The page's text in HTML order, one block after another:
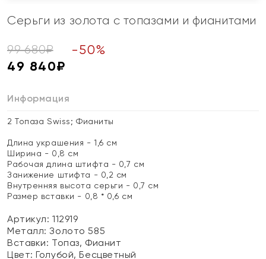
Серьги из золота с топазами и фианитами
99 680₽ -50%
49 840₽
Информация
2 Топаза Swiss; Фианиты
Длина украшения - 1,6 см
Ширина - 0,8 см
Рабочая длина штифта - 0,7 см
Занижение штифта - 0,2 см
Внутренняя высота серьги - 0,7 см
Размер вставки - 0,8 * 0,6 см
Артикул: 112919
Металл:Золото 585
Вставки: Топаз, Фианит
Цвет:Голубой, Бесцветный